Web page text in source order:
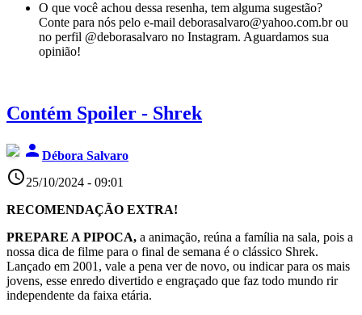
O que você achou dessa resenha, tem alguma sugestão?
Conte para nós pelo e-mail deborasalvaro@yahoo.com.br ou
no perfil @deborasalvaro no Instagram. Aguardamos sua
opinião!
Contém Spoiler - Shrek
person Débora Salvaro
access_time25/10/2024 - 09:01
RECOMENDAÇÃO EXTRA!
PREPARE A PIPOCA, a animação, reúna a família na sala, pois a
nossa dica de filme para o final de semana é o clássico Shrek.
Lançado em 2001, vale a pena ver de novo, ou indicar para os mais
jovens, esse enredo divertido e engraçado que faz todo mundo rir
independente da faixa etária.